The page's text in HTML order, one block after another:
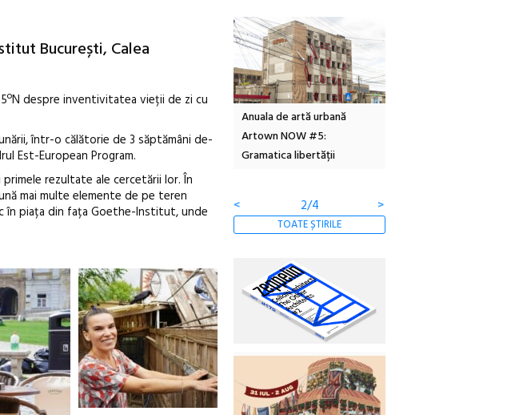
București, Calea
despre inventivitatea vieții de zi cu
într-o călătorie de 3 săptămâni de-
Est-European Program.
rezultate ale cercetării lor. În
mai multe elemente de pe teren
în piața din fața Goethe-Institut, unde
Awards 2026
Anuala de artă urbană
Artown NOW #5:
Gramatica libertății
< 2/4 >
TOATE ȘTIRILE